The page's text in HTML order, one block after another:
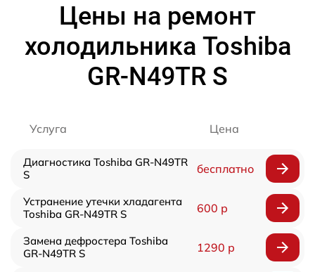
Цены на ремонт
холодильника Toshiba
GR-N49TR S
Услуга Цена
Диагностика Toshiba GR-N49TR
S
бесплатно
Устранение утечки хладагента
Toshiba GR-N49TR S
600 р
Замена дефростера Toshiba
GR-N49TR S
1290 р